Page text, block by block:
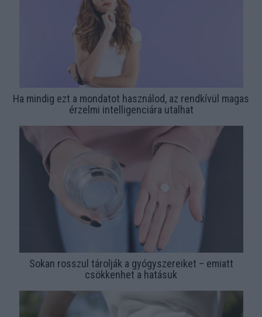
Ha mindig ezt a mondatot használod, az rendkívül magas
érzelmi intelligenciára utalhat
Sokan rosszul tárolják a gyógyszereiket – emiatt
csökkenhet a hatásuk